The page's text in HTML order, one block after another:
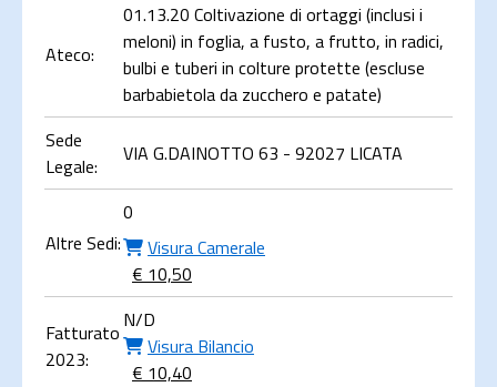
Ateco:
01.13.20 Coltivazione di ortaggi (inclusi i
meloni) in foglia, a fusto, a frutto, in radici,
bulbi e tuberi in colture protette (escluse
barbabietola da zucchero e patate)
Sede
Legale:
VIA G.DAINOTTO 63 - 92027 LICATA
Altre Sedi:
0
Visura Camerale
€ 10,50
Fatturato
2023:
N/D
Visura Bilancio
€ 10,40